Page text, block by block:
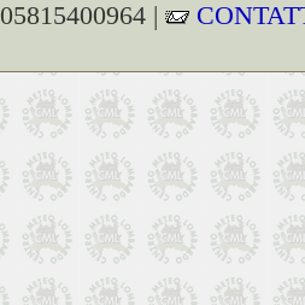
05815400964 |